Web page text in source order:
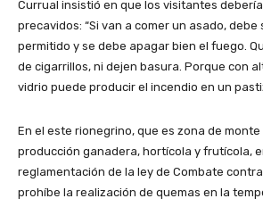
Currual insistió en que los visitantes
precavidos: “Si van a comer un asado, debe
permitido y se debe apagar bien el fuego.
de cigarrillos, ni dejen basura. Porque con
vidrio puede producir el incendio en un
En el este rionegrino, que es zona de
producción ganadera, hortícola y frutícola,
reglamentación de la ley de Combate
prohíbe la realización de quemas en la